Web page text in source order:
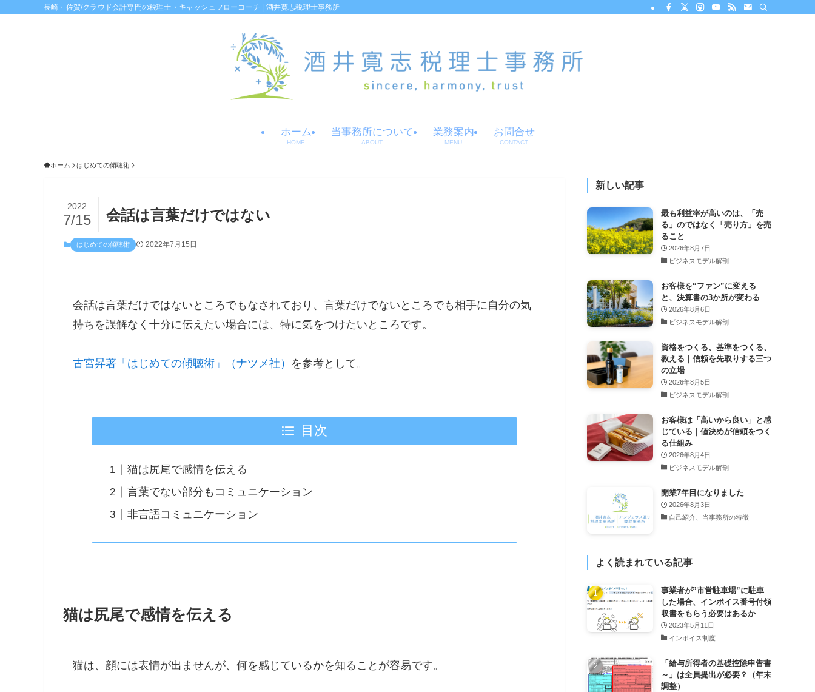
長崎・佐賀/クラウド会計専門の税理士・キャッシュフローコーチ | 酒井寛志税理士事務所
ホーム
HOME
当事務所について
ABOUT
業務案内
MENU
お問合せ
CONTACT
ホーム はじめての傾聴術
会話は言葉だけではない
2022
7/15
はじめての傾聴術 2022年7月15日
会話は言葉だけではないところでもなされており、言葉だけでないところでも相手に自分の気
持ちを誤解なく十分に伝えたい場合には、特に気をつけたいところです。
古宮昇著「はじめての傾聴術」（ナツメ社） を参考として。
目次
猫は尻尾で感情を伝える
言葉でない部分もコミュニケーション
非言語コミュニケーション
猫は尻尾で感情を伝える
猫は、顔には表情が出ませんが、何を感じているかを知ることが容易です。
新しい記事
最も利益率が高いのは、「売
る」のではなく「売り方」を売
ること
2026年8月7日
ビジネスモデル解剖
お客様を“ファン”に変える
と、決算書の3か所が変わる
2026年8月6日
ビジネスモデル解剖
資格をつくる、基準をつくる、
教える｜信頼を先取りする三つ
の立場
2026年8月5日
ビジネスモデル解剖
お客様は「高いから良い」と感
じている｜値決めが信頼をつく
る仕組み
2026年8月4日
ビジネスモデル解剖
開業7年目になりました
2026年8月3日
自己紹介、当事務所の特徴
よく読まれている記事
事業者が”市営駐車場”に駐車
した場合、インボイス番号付領
収書をもらう必要はあるか
2023年5月11日
インボイス制度
「給与所得者の基礎控除申告書
～」は全員提出が必要？（年末
調整）